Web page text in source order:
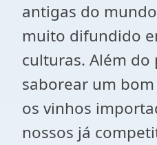
antigas do
muito difundido
culturas. Além do
saborear um
os vinhos
nossos já